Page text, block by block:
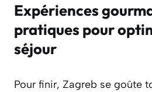
Expériences
pratiques pour
séjour
Pour finir, Zagreb se goûte